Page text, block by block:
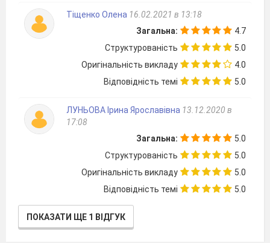
Контрольна
робота з геометрії № 2
обертання
Тіщенко Олена 16.02.2021 в 13:18
Загальна:
4.7
Структурованість
5.0
Оригінальність викладу
4.0
Відповідність темі
5.0
ЛУНЬОВА Ірина Ярославівна 13.12.2020 в
17:08
Загальна:
5.0
Структурованість
5.0
Оригінальність викладу
5.0
Відповідність темі
5.0
ПОКАЗАТИ ЩЕ 1 ВІДГУК